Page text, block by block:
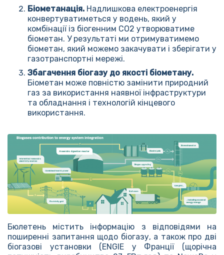
Біометанація. Надлишкова електроенергія
конвертуватиметься у водень, який у
комбінації із біогенним СО2 утворюватиме
біометан. У результаті ми отримуватимемо
біометан, який можемо закачувати і зберігати у
газотранспортні мережі.
Збагачення біогазу до якості біометану.
Біометан може повністю замінити природний
газ за використання наявної інфраструктури
та обладнання і технологій кінцевого
використання.
Бюлетень містить інформацію з відповідями на
поширенні запитання щодо біогазу, а також про дві
біогазові установки (ENGIE у Франції (щорічна